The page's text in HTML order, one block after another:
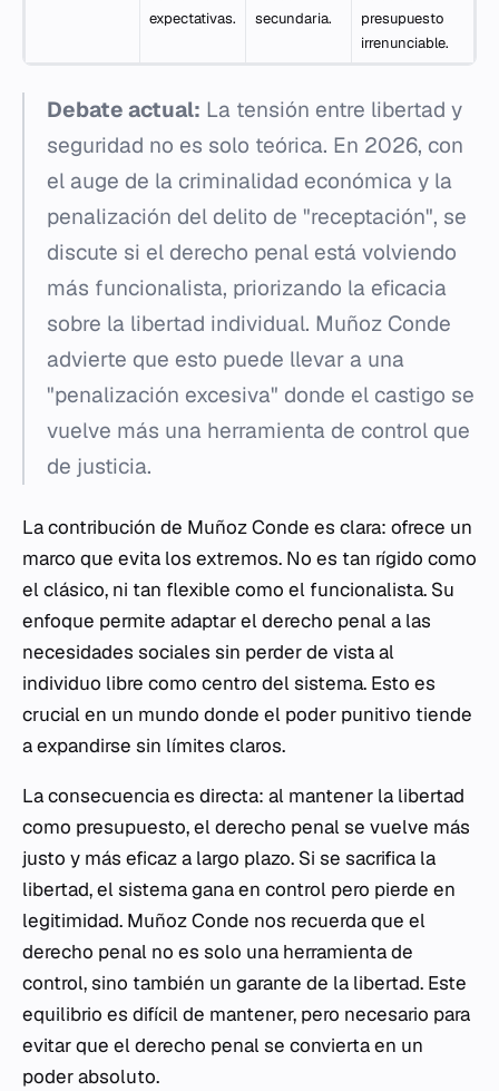
expectativas.
secundaria.
presupuesto
irrenunciable.
Debate actual: La tensión entre libertad y
seguridad no es solo teórica. En 2026, con
el auge de la criminalidad económica y la
penalización del delito de "receptación", se
discute si el derecho penal está volviendo
más funcionalista, priorizando la eficacia
sobre la libertad individual. Muñoz Conde
advierte que esto puede llevar a una
"penalización excesiva" donde el castigo se
vuelve más una herramienta de control que
de justicia.
La contribución de Muñoz Conde es clara: ofrece un
marco que evita los extremos. No es tan rígido como
el clásico, ni tan flexible como el funcionalista. Su
enfoque permite adaptar el derecho penal a las
necesidades sociales sin perder de vista al
individuo libre como centro del sistema. Esto es
crucial en un mundo donde el poder punitivo tiende
a expandirse sin límites claros.
La consecuencia es directa: al mantener la libertad
como presupuesto, el derecho penal se vuelve más
justo y más eficaz a largo plazo. Si se sacrifica la
libertad, el sistema gana en control pero pierde en
legitimidad. Muñoz Conde nos recuerda que el
derecho penal no es solo una herramienta de
control, sino también un garante de la libertad. Este
equilibrio es difícil de mantener, pero necesario para
evitar que el derecho penal se convierta en un
poder absoluto.